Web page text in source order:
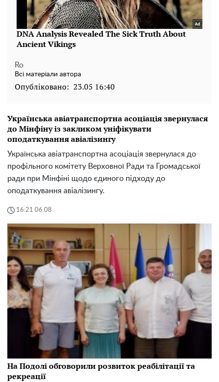
Ro
Всі матеріали автора
Опубліковано: 23.05 16:40
Українська авіатранспортна асоціація звернулася
до Мінфіну із закликом уніфікувати
оподаткування авіалізингу
Українська авіатранспортна асоціація звернулася до
профільного комітету Верховної Ради та Громадської
ради при Мінфіні щодо єдиного підходу до
оподаткування авіалізингу.
16:21 06.08
На Подолі обговорили розвиток реабілітації та
рекреації